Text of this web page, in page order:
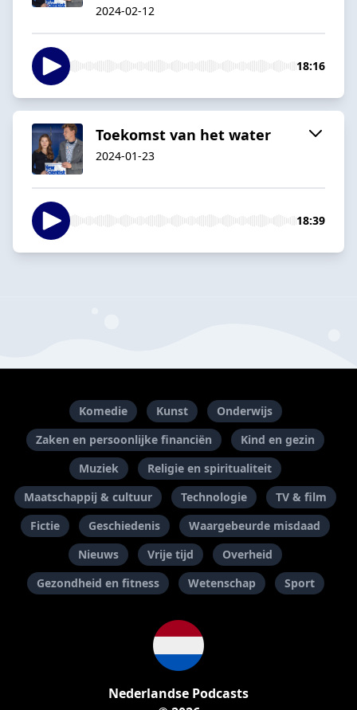
2024-02-12
18:16
Toekomst van het water
2024-01-23
18:39
Komedie Kunst
Onderwijs
Zaken en persoonlijke financiën
Kind en gezin
Muziek
Religie en spiritualiteit
Maatschappij & cultuur
Technologie
TV & film
Fictie
Geschiedenis
Waargebeurde misdaad
Nieuws
Vrije tijd
Overheid
Gezondheid en fitness
Wetenschap Sport
Nederlandse Podcasts